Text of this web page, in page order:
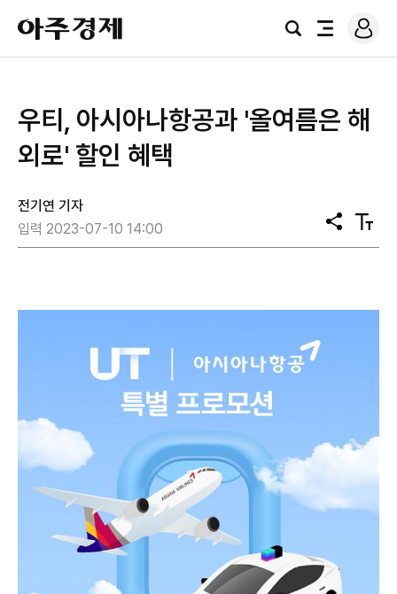
아
주
경
검
전
로
그
우티, 아시아나항공과 '올여름은 해
외로' 할인 혜택
전기연 기자
입력 2023-07-10 14:00
공
유
텍
스